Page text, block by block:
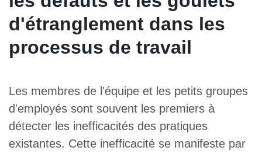
d'étranglement dans les
processus de travail
Les membres de l'équipe et les petits groupes
d'employés sont souvent les premiers à
détecter les inefficacités des pratiques
existantes. Cette inefficacité se manifeste par